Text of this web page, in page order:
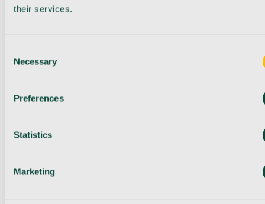
their services.
Selection
Necessary
Preferences
Statistics
Marketing